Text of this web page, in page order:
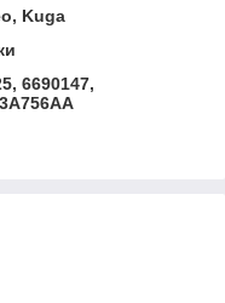
Kuga
6690147,